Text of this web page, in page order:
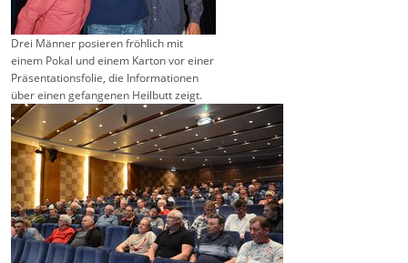
Drei Männer posieren fröhlich mit
einem Pokal und einem Karton vor einer
Präsentationsfolie, die Informationen
über einen gefangenen Heilbutt zeigt.